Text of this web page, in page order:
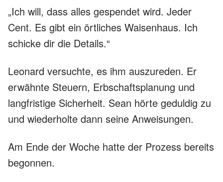
„Ich will, dass alles gespendet wird. Jeder
Cent. Es gibt ein örtliches Waisenhaus. Ich
schicke dir die Details.“
Leonard versuchte, es ihm auszureden. Er
erwähnte Steuern, Erbschaftsplanung und
langfristige Sicherheit. Sean hörte geduldig zu
und wiederholte dann seine Anweisungen.
Am Ende der Woche hatte der Prozess bereits
begonnen.